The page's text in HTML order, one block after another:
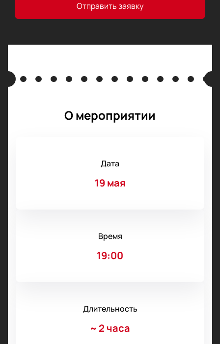
Отправить заявку
О мероприятии
Дата
19 мая
Время
19:00
Длительность
~ 2 часа